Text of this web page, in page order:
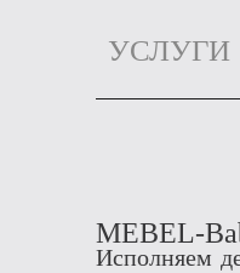
УСЛУГИ
MEBEL-
Исполняем